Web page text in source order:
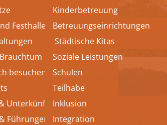
Festhallen
besuchen
Unterkünfte
Führungen
Kinderbetreuung
Betreuungseinrichtungen
Städtische Kitas
Soziale Leistungen
Schulen
Teilhabe
Inklusion
Integration